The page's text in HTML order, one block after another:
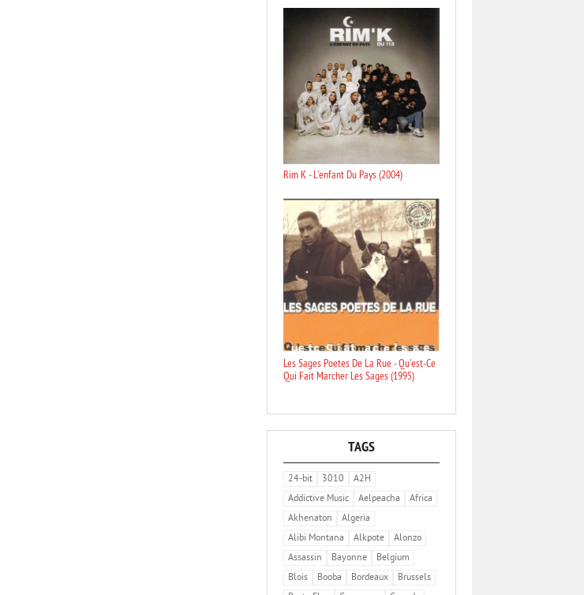
Rim K - L'enfant Du Pays (2004)
Les Sages Poetes De La Rue - Qu'est-Ce
Qui Fait Marcher Les Sages (1995)
TAGS
24-bit 3010
A2H
Addictive Music
Aelpeacha
Africa
Akhenaton
Algeria
Alibi Montana
Alkpote
Alonzo
Assassin
Bayonne
Belgium
Blois
Booba Bordeaux
Brussels